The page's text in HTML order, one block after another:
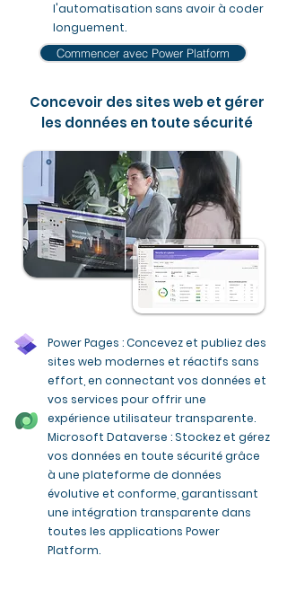
l'automatisation sans avoir à coder
longuement.
Commencer avec Power Platform
Concevoir des sites web et gérer
les données en toute sécurité
Power Pages : Concevez et publiez des
sites web modernes et réactifs sans
effort, en connectant vos données et
vos services pour offrir une
expérience utilisateur transparente.
Microsoft Dataverse : Stockez et gérez
vos données en toute sécurité grâce
à une plateforme de données
évolutive et conforme, garantissant
une intégration transparente dans
toutes les applications Power
Platform.